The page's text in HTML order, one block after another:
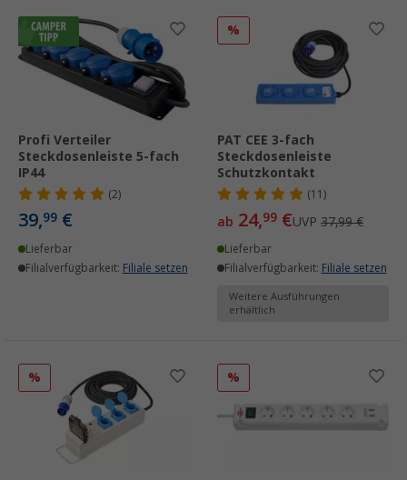
Profi Verteiler
Steckdosenleiste 5-fach
IP44
(2)
39,99 €
Lieferbar
Filialverfügbarkeit: Filiale setzen
%
PAT CEE 3-fach
Steckdosenleiste
Schutzkontakt
(11)
ab 24,99 €UVP 37,99 €
Lieferbar
Filialverfügbarkeit: Filiale setzen
Weitere Ausführungen
erhältlich
% %